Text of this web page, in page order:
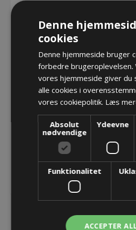
Spændnøgle SSG
Varenr.: PF SSG
Producent: Pflitsch
Opret konto for at se
KØB
Denne
cookies
Denne hjemmeside bruger
forbedre brugeroplevelsen.
vores hjemmeside giver du
alle cookies i
vores cookiepolitik. Læs
Absolut
nødvendige
Ydeevne
Funktionalitet
ACCEPTER